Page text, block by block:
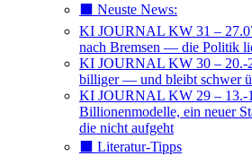
⬛️ Neuste News:
KI JOURNAL KW 31 –
nach Bremsen — die Politik
KI JOURNAL KW 30 – 20.-
billiger — und bleibt schwer
KI JOURNAL KW 29 – 13.-
Billionenmodelle, ein neuer
die nicht aufgeht
⬛️ Literatur-Tipps